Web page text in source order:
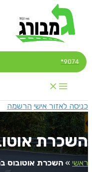
לתוכן
9074*
כניסה לאזור אישי הרשמה
השכרת
ראשי » השכרת אוטובוס